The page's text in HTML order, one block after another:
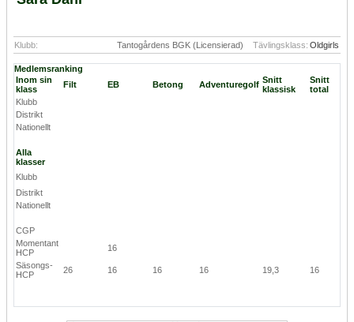
Klubb: Tantogårdens BGK (Licensierad) Tävlingsklass: Oldgirls
Medlemsranking
Inom sin
klass
Filt EB Betong Adventuregolf Snitt
klassisk
Snitt
total
Klubb
Distrikt
Nationellt
Alla
klasser
Klubb
Distrikt
Nationellt
CGP
Momentant
HCP
16
Säsongs-
HCP
26 16 16 16 19,3 16